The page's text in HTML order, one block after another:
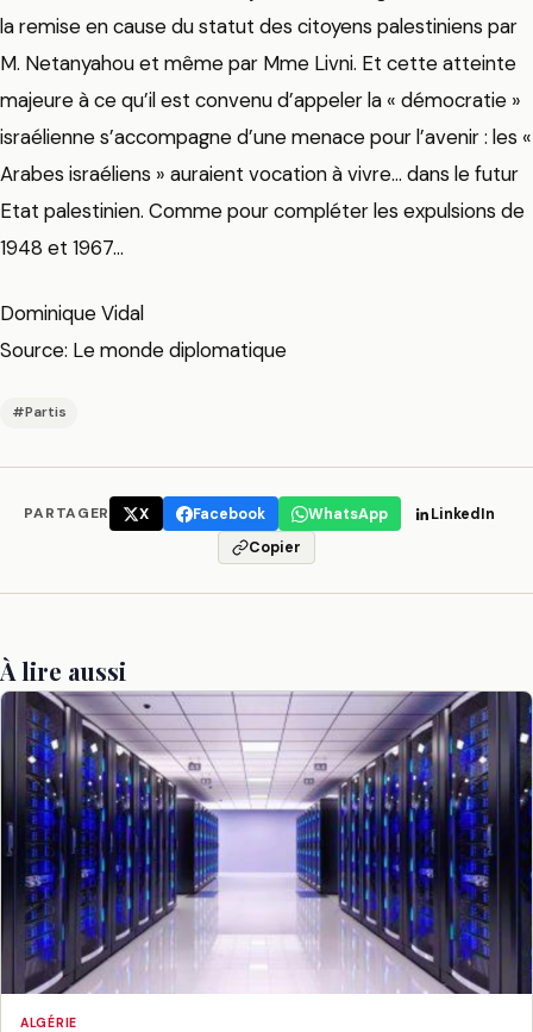
la remise en cause du statut des citoyens palestiniens par
M. Netanyahou et même par Mme Livni. Et cette atteinte
majeure à ce qu’il est convenu d’appeler la « démocratie »
israélienne s’accompagne d’une menace pour l’avenir : les «
Arabes israéliens » auraient vocation à vivre… dans le futur
Etat palestinien. Comme pour compléter les expulsions de
1948 et 1967…
Dominique Vidal
Source: Le monde diplomatique
#Partis
PARTAGER X Facebook WhatsApp
LinkedIn
Copier
À lire aussi
ALGÉRIE